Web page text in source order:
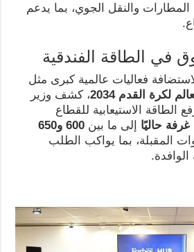
المطارات والنقل الجوي، بما يدعم
في الطاقة الفندقية
فعاليات عالمية كبرى مثل
لكرة القدم 2034
، كشف وزير
الاستيعابية للقطاع
إلى ما بين
600 و650
المقبلة، بما يواكب الطلب
الوافدة.